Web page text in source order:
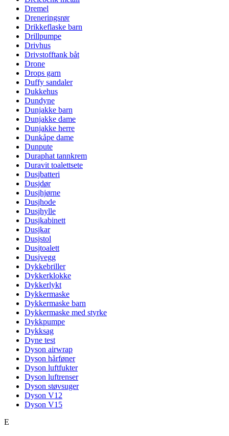
Dremel
Dreneringsrør
Drikkeflaske barn
Drillpumpe
Drivhus
Drivstofftank båt
Drone
Drops garn
Duffy sandaler
Dukkehus
Dundyne
Dunjakke barn
Dunjakke dame
Dunjakke herre
Dunkåpe dame
Dunpute
Duraphat tannkrem
Duravit toalettsete
Dusjbatteri
Dusjdør
Dusjhjørne
Dusjhode
Dusjhylle
Dusjkabinett
Dusjkar
Dusjstol
Dusjtoalett
Dusjvegg
Dykkebriller
Dykkerklokke
Dykkerlykt
Dykkermaske
Dykkermaske barn
Dykkermaske med styrke
Dykkpumpe
Dykksag
Dyne test
Dyson airwrap
Dyson hårføner
Dyson luftfukter
Dyson luftrenser
Dyson støvsuger
Dyson V12
Dyson V15
E